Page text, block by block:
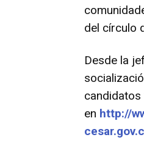
del círculo
Desde la
en http://